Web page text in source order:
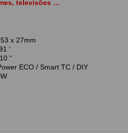
televisões …
x 27mm
‘
“
ECO / Smart TC / DIY